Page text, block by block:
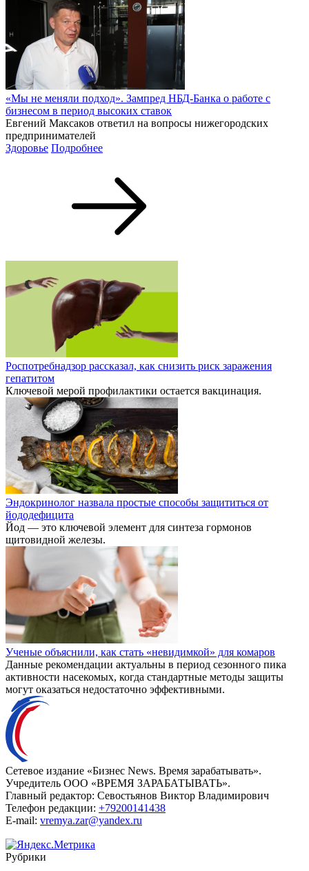
«Мы не меняли подход». Зампред НБД-Банка о работе с
бизнесом в период высоких ставок
Евгений Максаков ответил на вопросы нижегородских
предпринимателей
Здоровье Подробнее
Роспотребнадзор рассказал, как снизить риск заражения
гепатитом
Ключевой мерой профилактики остается вакцинация.
Эндокринолог назвала простые способы защититься от
йододефицита
Йод — это ключевой элемент для синтеза гормонов
щитовидной железы.
Ученые объяснили, как стать «невидимкой» для комаров
Данные рекомендации актуальны в период сезонного пика
активности насекомых, когда стандартные методы защиты
могут оказаться недостаточно эффективными.
Сетевое издание «Бизнес News. Время зарабатывать».
Учредитель ООО «ВРЕМЯ ЗАРАБАТЫВАТЬ».
Главный редактор: Севостьянов Виктор Владимирович
Телефон редакции: +79200141438
E-mail: vremya.zar@yandex.ru
Рубрики